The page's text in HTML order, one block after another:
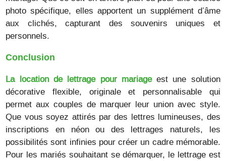
photo spécifique, elles apportent un supplément d’âme
aux clichés, capturant des souvenirs uniques et
personnels.
Conclusion
La location de lettrage pour mariageest une solution
décorative flexible, originale et personnalisable qui
permet aux couples de marquer leur union avec style.
Que vous soyez attirés par des lettres lumineuses, des
inscriptions en néon ou des lettrages naturels, les
possibilités sont infinies pour créer un cadre mémorable.
Pour les mariés souhaitant se démarquer, le lettrage est